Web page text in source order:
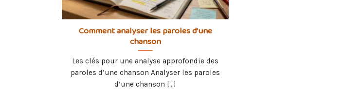
Comment analyser les paroles d’une
chanson
Les clés pour une analyse approfondie des
paroles d’une chanson Analyser les paroles
d’une chanson [...]